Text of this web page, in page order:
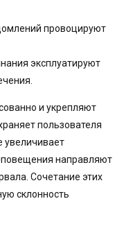
провоцируют
эксплуатируют
и укрепляют
пользователя
увеличивает
направляют
Сочетание этих
склонность